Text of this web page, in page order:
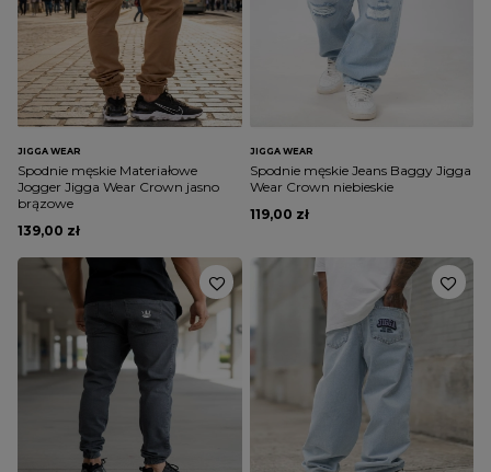
JIGGA WEAR
Spodnie męskie Materiałowe
Jogger Jigga Wear Crown jasno
brązowe
139,00 zł
JIGGA WEAR
Spodnie męskie Jeans Baggy Jigga
Wear Crown niebieskie
119,00 zł